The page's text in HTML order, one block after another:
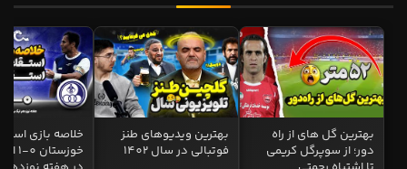
بهترین گل های از راه
دور؛ از سوپرگل کریمی
بهترین ویدیوهای طنز
فوتبالی در سال 1402
خلاصه بازی